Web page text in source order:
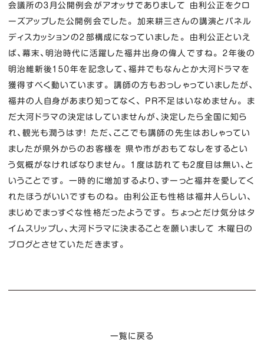
会議所の３月公開例会がアオッサでありまして 由利公正をクロ
ーズアップした公開例会でした。 加来耕三さんの講演とパネル
ディスカッションの２部構成になっていました。 由利公正といえ
ば、幕末、明治時代に活躍した福井出身の偉人ですね。 ２年後の
明治維新後１５０年を記念して、福井でもなんとか大河ドラマを
獲得すべく動いています。 講師の方もおっしゃっていましたが、
福井の人自身があまり知ってなく、 PR不足はいなめません。 ま
だ大河ドラマの決定はしていませんが、決定したら全国に知ら
れ、観光も潤うはず！ ただ、ここでも講師の先生はおしゃってい
ましたが県外からのお客様を 県や市がおもてなしをするとい
う気概がなければなりません。 １度は訪れても２度目は無い、と
いうことです。 一時的に増加するより、ずーっと福井を愛してく
れたほうがいいですものね。 由利公正も性格は福井人らしい、
まじめでまっすぐな性格だったようです。 ちょっとだけ気分はタ
イムスリップし、大河ドラマに決まることを願いまして 木曜日の
ブログとさせていただきます。
一覧に戻る